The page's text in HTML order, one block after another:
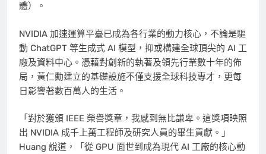
體）。
NVIDIA 加速運算平臺已成為各行業的動力核心，不論是驅
動 ChatGPT 等生成式 AI 模型，抑或構建全球頂尖的 AI 工
廠及資料中心。憑藉對創新的執著及領先行業數十年的佈
局，黃仁勳建立的基礎設施不僅支援全球科技專才，更每
日影響著數百萬人的生活。
「對於獲頒 IEEE 榮譽獎章，我感到無比謙卑。這獎項映照
出 NVIDIA 成千上萬工程師及研究人員的畢生貢獻。」
Huang 說道，「從 GPU 面世到成為現代 AI 工廠的核心動